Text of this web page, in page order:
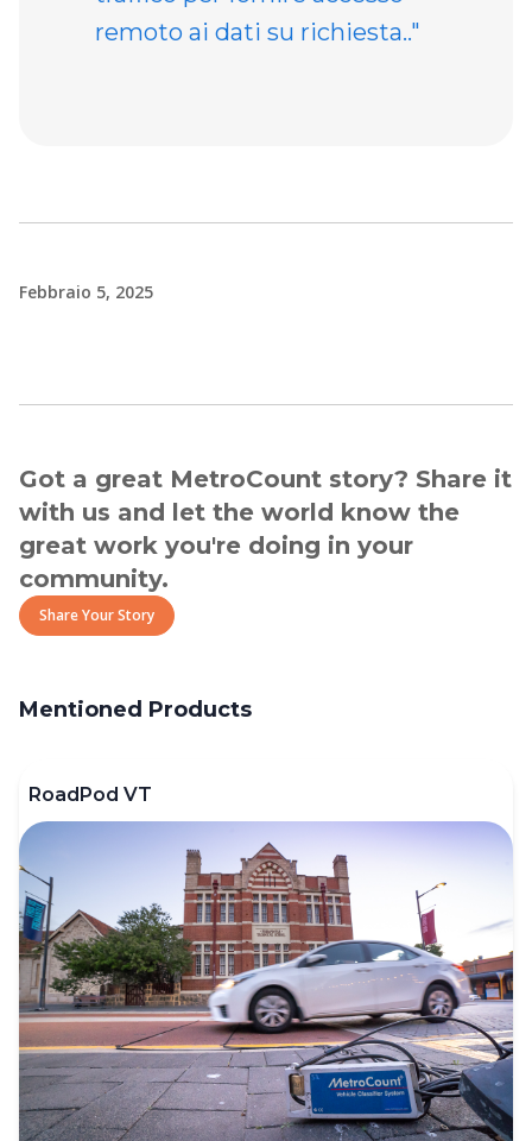
remoto ai dati su richiesta.."
Febbraio 5, 2025
Got a great MetroCount story? Share it
with us and let the world know the
great work you're doing in your
community.
Share Your Story
Mentioned Products
RoadPod VT